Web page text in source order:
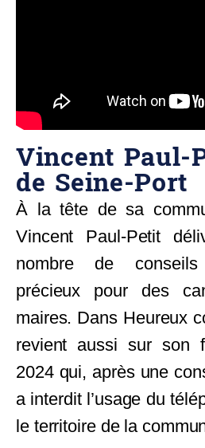
Vincent Paul-
de Seine-Port
À la tête de sa
Vincent Paul-Petit
nombre de conseils
précieux pour des
maires. Dans Heureux
revient aussi sur son
2024 qui, après une
a interdit l’usage du
le territoire de la